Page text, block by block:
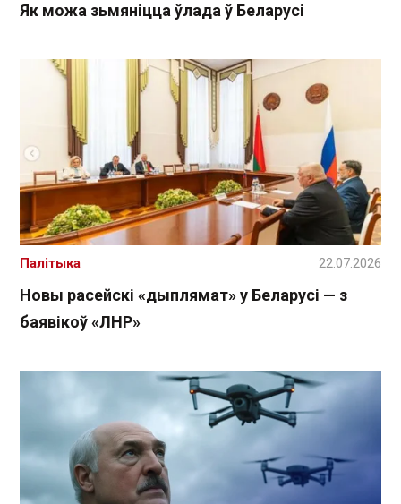
Як можа зьмяніцца ўлада ў Беларусі
Новы расейскі «дыплямат» у Беларусі — з
баявікоў «ЛНР»
Палітыка 22.07.2026